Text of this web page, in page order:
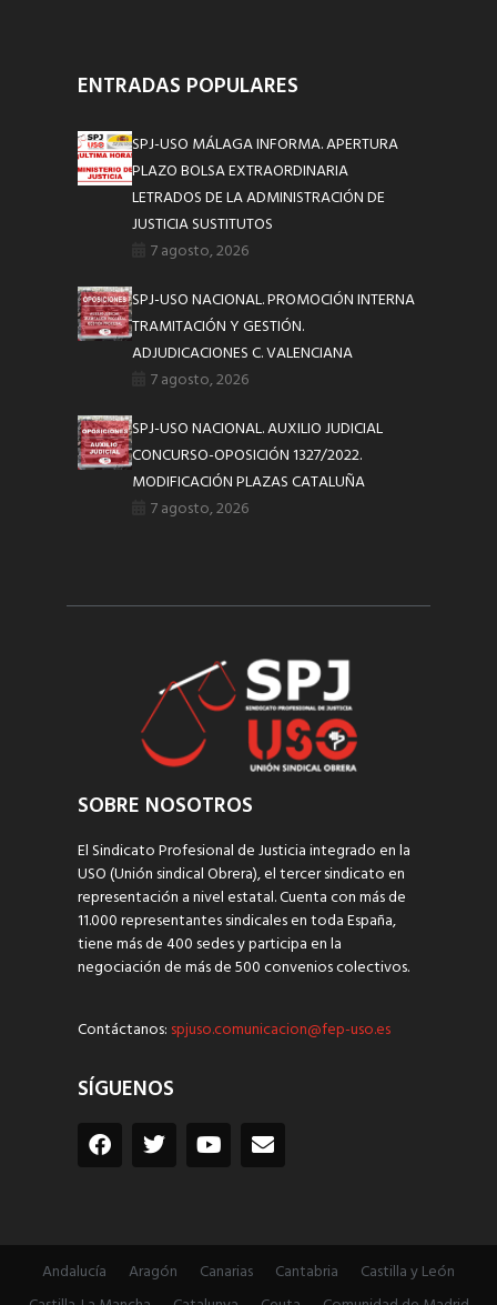
ENTRADAS POPULARES
SPJ-USO MÁLAGA INFORMA. APERTURA
PLAZO BOLSA EXTRAORDINARIA
LETRADOS DE LA ADMINISTRACIÓN DE
JUSTICIA SUSTITUTOS
7 agosto, 2026
SPJ-USO NACIONAL. PROMOCIÓN INTERNA
TRAMITACIÓN Y GESTIÓN.
ADJUDICACIONES C. VALENCIANA
7 agosto, 2026
SPJ-USO NACIONAL. AUXILIO JUDICIAL
CONCURSO-OPOSICIÓN 1327/2022.
MODIFICACIÓN PLAZAS CATALUÑA
7 agosto, 2026
SOBRE NOSOTROS
El Sindicato Profesional de Justicia integrado en la
USO (Unión sindical Obrera), el tercer sindicato en
representación a nivel estatal. Cuenta con más de
11.000 representantes sindicales en toda España,
tiene más de 400 sedes y participa en la
negociación de más de 500 convenios colectivos.
Contáctanos: spjuso.comunicacion@fep-uso.es
SÍGUENOS
Andalucía Aragón Canarias Cantabria
Castilla y León